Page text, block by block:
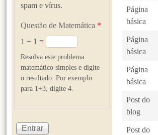
Página
básica
Página
básica
Página
básica
Post do
blog
Post do
spam e vírus.
Questão de Matemática *
1 + 1 =
Resolva este problema
matemático simples e digite
o resultado. Por exemplo
para 1+3, digite 4.